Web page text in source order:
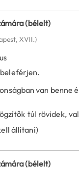
(bélelt)
XVII.)
beleférjen.
van benne
túl rövidek,
állítani)
(bélelt)